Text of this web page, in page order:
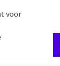
voor